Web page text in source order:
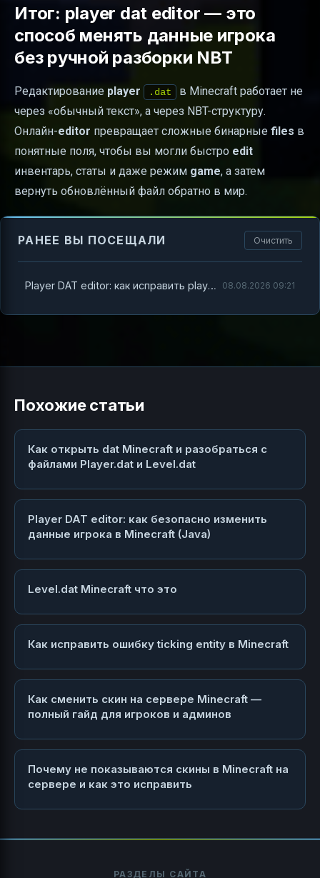
Итог: player dat editor — это
способ менять данные игрока
без ручной разборки NBT
Редактирование player .dat
в Minecraft работает не
через «обычный текст», а через NBT-структуру.
Онлайн-editor превращает сложные бинарные files в
понятные поля, чтобы вы могли быстро edit
инвентарь, статы и даже режим game, а затем
вернуть обновлённый файл обратно в мир.
РАНЕЕ ВЫ ПОСЕЩАЛИ Очистить
Player DAT editor: как исправить player .dat и уровень.dat в Minecraft без «каши» и ошибок 08.08.2026 09:21
Похожие статьи
Как открыть dat Minecraft и разобраться с
файлами Player.dat и Level.dat
Player DAT editor: как безопасно изменить
данные игрока в Minecraft (Java)
Level.dat Minecraft что это
Как исправить ошибку ticking entity в Minecraft
Как сменить скин на сервере Minecraft —
полный гайд для игроков и админов
Почему не показываются скины в Minecraft на
сервере и как это исправить
РАЗДЕЛЫ САЙТА